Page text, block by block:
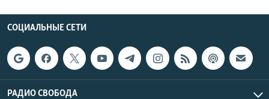
СОЦИАЛЬНЫЕ СЕТИ
РАДИО СВОБОДА